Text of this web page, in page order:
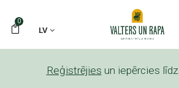
0
LV
Reģistrējies un iepērcies līdz